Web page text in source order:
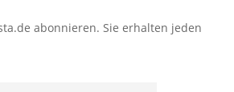
abonnieren. Sie erhalten jeden